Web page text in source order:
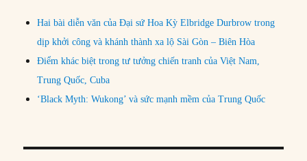
Hai bài diễn văn của Đại sứ Hoa Kỳ Elbridge Durbrow trong
dịp khởi công và khánh thành xa lộ Sài Gòn – Biên Hòa
Điểm khác biệt trong tư tưởng chiến tranh của Việt Nam,
Trung Quốc, Cuba
‘Black Myth: Wukong’ và sức mạnh mềm của Trung Quốc